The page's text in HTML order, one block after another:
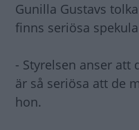
Gunilla Gustavs
finns seriösa
- Styrelsen anser att
är så seriösa att de
hon.